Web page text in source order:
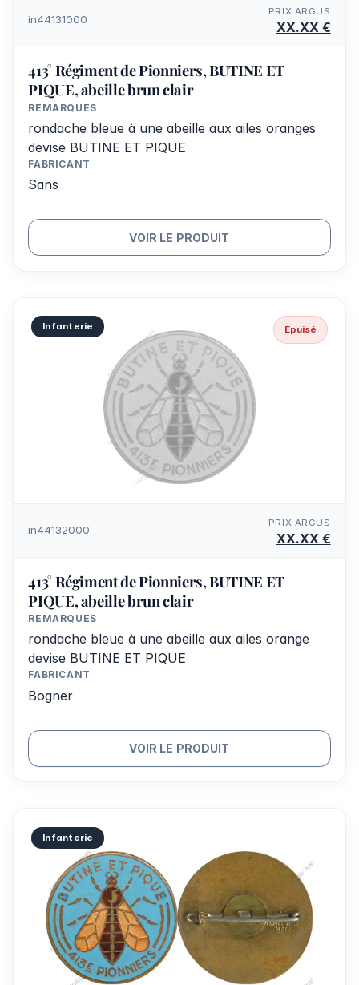
in44131000
PRIX ARGUS
XX.XX €
413° Régiment de Pionniers, BUTINE ET
PIQUE, abeille brun clair
REMARQUES
rondache bleue à une abeille aux ailes oranges
devise BUTINE ET PIQUE
FABRICANT
Sans
VOIR LE PRODUIT
Infanterie Épuisé
in44132000
PRIX ARGUS
XX.XX €
413° Régiment de Pionniers, BUTINE ET
PIQUE, abeille brun clair
REMARQUES
rondache bleue à une abeille aux ailes orange
devise BUTINE ET PIQUE
FABRICANT
Bogner
VOIR LE PRODUIT
Infanterie